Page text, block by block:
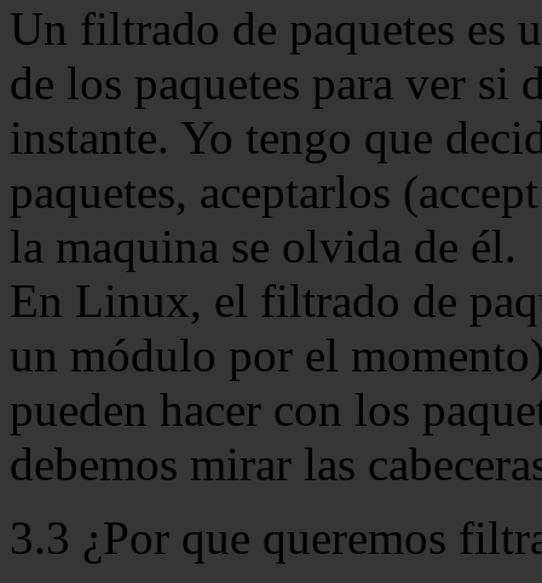
Un filtrado de paquetes es
de los paquetes para ver si
instante. Yo tengo que
paquetes, aceptarlos
la maquina se olvida de él.
En Linux, el filtrado de
un módulo por el
pueden hacer con los
debemos mirar las
3.3 ¿Por que queremos